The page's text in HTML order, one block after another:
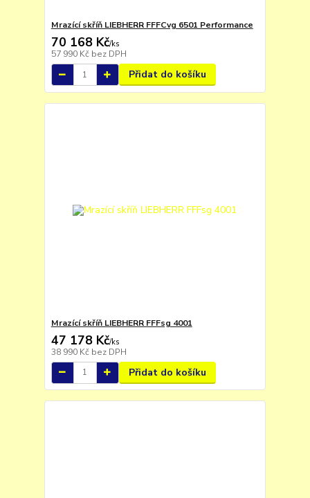
Mrazící skříň LIEBHERR FFFCvg 6501 Performance
70 168 Kč/ks
57 990 Kč bez DPH
Přidat do košíku
Mrazící skříň LIEBHERR FFFsg 4001
47 178 Kč/ks
38 990 Kč bez DPH
Přidat do košíku